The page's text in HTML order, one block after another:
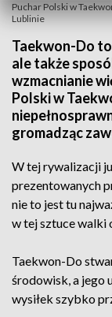
Puchar Polski w
Lublinie
Taekwon-Do
ale także
wzmacnianie
Polski w
gromadząc
W tej rywalizacji
prezentowanych
nie to jest tu
w tej sztuce walki
Taekwon-Do
środowisk, a jego
wysiłek szybko